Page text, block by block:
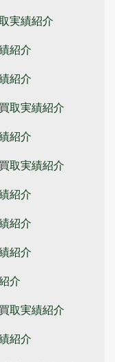
実績紹介
紹介
紹介
取実績紹介
紹介
取実績紹介
紹介
紹介
紹介
介
取実績紹介
紹介